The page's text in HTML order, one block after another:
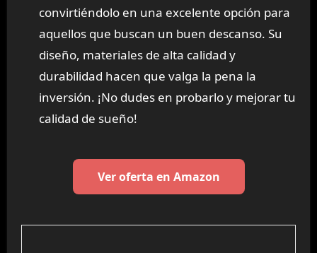
convirtiéndolo en una excelente opción para
aquellos que buscan un buen descanso. Su
diseño, materiales de alta calidad y
durabilidad hacen que valga la pena la
inversión. ¡No dudes en probarlo y mejorar tu
calidad de sueño!
Ver oferta en Amazon